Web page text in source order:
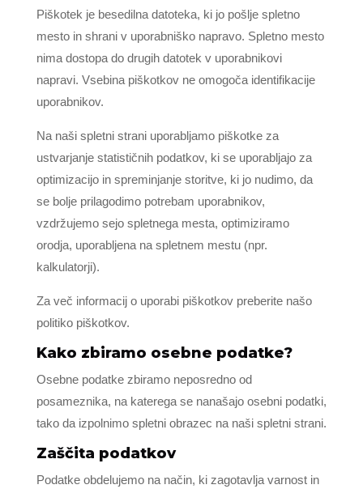
Piškotek je besedilna datoteka, ki jo pošlje spletno
mesto in shrani v uporabniško napravo. Spletno mesto
nima dostopa do drugih datotek v uporabnikovi
napravi. Vsebina piškotkov ne omogoča identifikacije
uporabnikov.
Na naši spletni strani uporabljamo piškotke za
ustvarjanje statističnih podatkov, ki se uporabljajo za
optimizacijo in spreminjanje storitve, ki jo nudimo, da
se bolje prilagodimo potrebam uporabnikov,
vzdržujemo sejo spletnega mesta, optimiziramo
orodja, uporabljena na spletnem mestu (npr.
kalkulatorji).
Za več informacij o uporabi piškotkov preberite našo
politiko piškotkov.
Kako zbiramo osebne podatke?
Osebne podatke zbiramo neposredno od
posameznika, na katerega se nanašajo osebni podatki,
tako da izpolnimo spletni obrazec na naši spletni strani.
Zaščita podatkov
Podatke obdelujemo na način, ki zagotavlja varnost in